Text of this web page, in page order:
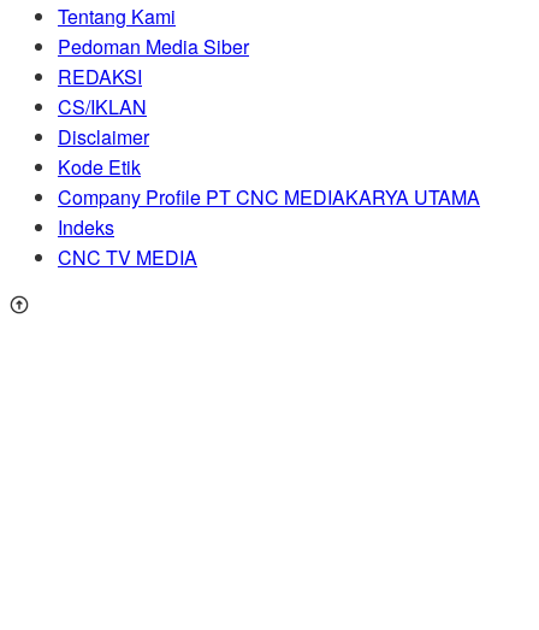
Tentang Kami
Pedoman Media Siber
REDAKSI
CS/IKLAN
Disclaimer
Kode Etik
Company Profile PT CNC MEDIAKARYA UTAMA
Indeks
CNC TV MEDIA